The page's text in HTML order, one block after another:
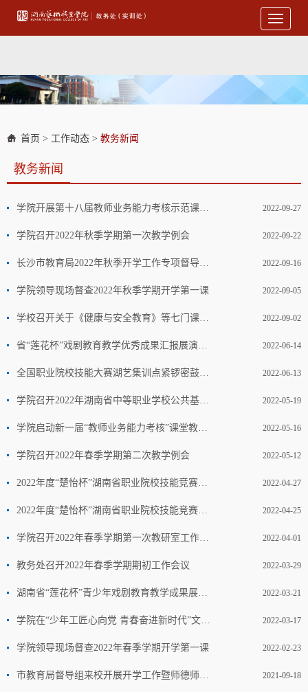
Toggle
首页 > 工作动态 > 教务新闻
教务新闻
2022-09-27
学院召开2022年秋季学期第一次教学例会 2022-09-22
2022-09-16
学院领导现场督查2022年秋季学期开学第一课 2022-09-05
2022-09-02
2022-06-14
2022-06-13
2022-05-19
2022-05-16
学院召开2022年春季学期第二次教学例会 2022-05-12
2022-04-27
2022-04-25
2022-04-01
教务处召开2022年春季学期期初工作会议 2022-03-29
2022-03-21
2022-03-17
学院领导现场督查2022年春季学期开学第一课 2022-02-23
2021-09-18